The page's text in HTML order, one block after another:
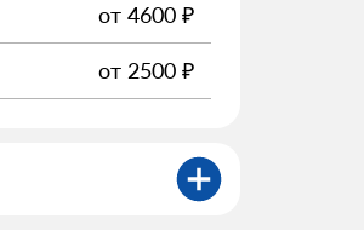
от 4600 ₽
от 2500 ₽